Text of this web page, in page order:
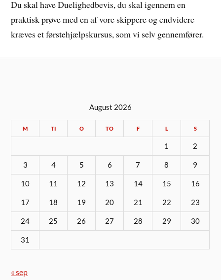
Du skal have Duelighedbevis, du skal igennem en
praktisk prøve med en af vore skippere og endvidere
kræves et førstehjælpskursus, som vi selv gennemfører.
August 2026
M TI O TO F L S
1 2
3 4 5 6 7 8 9
10 11 12 13 14 15 16
17 18 19 20 21 22 23
24 25 26 27 28 29 30
31
« sep